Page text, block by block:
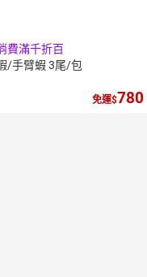
費滿千折百
/手臂蝦 3尾/包
免運 780